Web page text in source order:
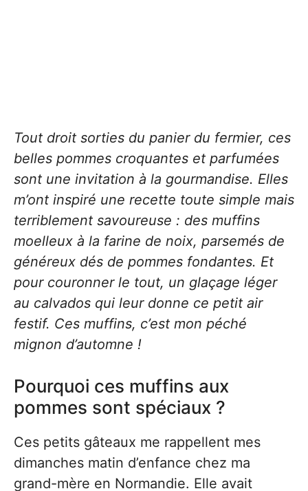
Tout droit sorties du panier du fermier, ces
belles pommes croquantes et parfumées
sont une invitation à la gourmandise. Elles
m’ont inspiré une recette toute simple mais
terriblement savoureuse : des muffins
moelleux à la farine de noix, parsemés de
généreux dés de pommes fondantes. Et
pour couronner le tout, un glaçage léger
au calvados qui leur donne ce petit air
festif. Ces muffins, c’est mon péché
mignon d’automne !
Pourquoi ces muffins aux
pommes sont spéciaux ?
Ces petits gâteaux me rappellent mes
dimanches matin d’enfance chez ma
grand-mère en Normandie. Elle avait